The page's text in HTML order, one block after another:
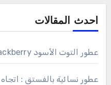
احدث المقالات
عطور التوت الأسود Blackberry تُرحب بقدوم الخريف
عطور نسائية بالفستق :